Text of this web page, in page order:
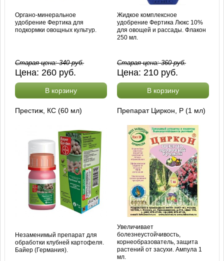
Органо-минеральное
удобрение Фертика для
подкормки овощных культур.
Старая цена:340руб.
Цена: 260 руб.
В корзину
Жидкое комплексное
удобрение Фертика Люкс 10%
для овощей и рассады. Флакон
250 мл.
Старая цена:360руб.
Цена: 210 руб.
В корзину
Престиж, КС (60 мл)
Незаменимый препарат для
обработки клубней картофеля.
Байер (Германия).
Препарат Циркон, Р (1 мл)
Увеличивает
болезнеустойчивость,
корнеобразователь, защита
растений от засухи. Ампула 1
мл.